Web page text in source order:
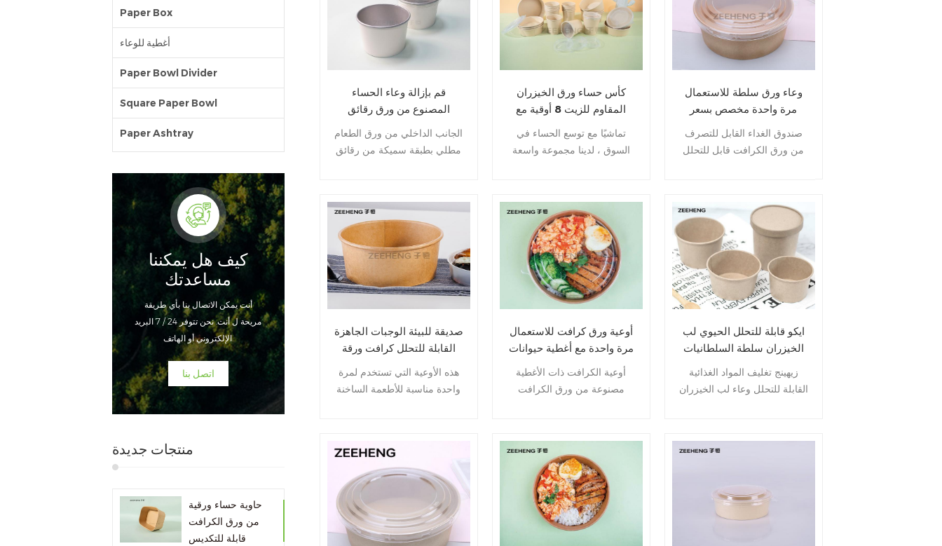
Paper Box
أغطية للوعاء
Paper Bowl Divider
Square Paper Bowl
Paper Ashtray
كيف هل يمكننا
مساعدتك
أنت يمكن الاتصال بنا بأي طريقة
مريحة ل أنت. نحن تتوفر 24 / 7 البريد
الإلكتروني أو الهاتف.
اتصل بنا
منتجات جديدة
حاوية حساء ورقية
من ورق الكرافت
قابلة للتكديس
قم بإزالة وعاء الحساء
المصنوع من ورق رقائق
PET
الجانب الداخلي من ورق الطعام
مطلي بطبقة سميكة من رقائق
وتسرب الزيت. المظهر أفضل
كأس حساء ورق الخيزران
المقاوم للزيت 8 أوقية مع
تماشيًا مع توسع الحساء في
السوق ، لدينا مجموعة واسعة
وأفران الميكروويف والأفران ،
إلى تلك المناسبة لخزائن
التخزين على الساخن ، أو
مقاومة الشحوم للوجبات
السريعة والمهرجانات والأطعمة
، لدينا حل لمتطلباتك.
وعاء ورق سلطة للاستعمال
مرة واحدة مخصص بسعر
من ورق الكرافت صندوق
تغليف الأطعمة الجاهزة
صندوق الغداء القابل للتصرف
من ورق الكرافت قابل للتحلل
صديقة للبيئة الوجبات الجاهزة
القابلة للتحلل كرافت ورقة
الغذاء وعاء الحساء مع غطاء
هذه الأوعية التي تستخدم لمرة
واحدة مناسبة للأطعمة الساخنة
للخدمة الشاقة , مما يمنح
الأوعية الخاصة بنا ثباتًا فائقًا ,
تناسب غطاء أفضل والعزل
أوعية ورق كرافت للاستعمال
مرة واحدة مع أغطية حيوانات
أليفة 32 أونصة
أوعية الكرافت ذات الأغطية
مصنوعة من ورق الكرافت
إضافة أي مواد ضارة إلى جسم
الإنسان . وقد اجتازت شهادات
مختلفة .
ايكو قابلة للتحلل الحيوي لب
الخيزران سلطة السلطانيات
زيهينج تغليف المواد الغذائية
القابلة للتحلل وعاء لب الخيزران
مادة مخصصة للطعام ، ومتجددة
، وصديقة للبيئة. إنه نوع دائري ،